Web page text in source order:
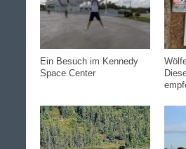
Ein Besuch im Kennedy
Space Center